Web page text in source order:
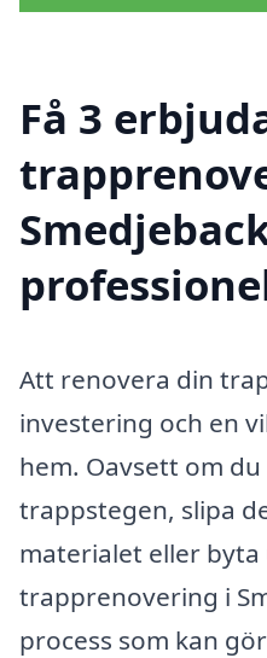
Få 3
Att renovera din
investering och en
hem. Oavsett om
trappstegen, slipa
materialet eller
trapprenovering i
process som kan